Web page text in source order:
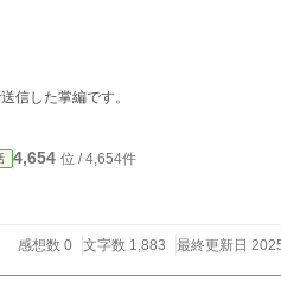
信した掌編です。
4,654 位 / 4,654件
感想数 0 文字数 1,883 最終更新日